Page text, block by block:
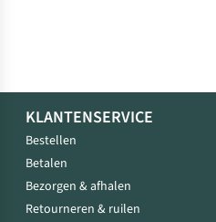
KLANTENSERVICE
Bestellen
Betalen
Bezorgen & afhalen
Retourneren & ruilen